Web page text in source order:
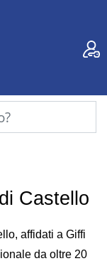
Castello
affidati a Giffi
da oltre 20